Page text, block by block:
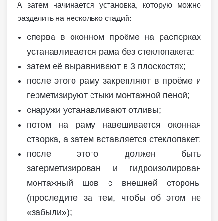
А затем начинается установка, которую можно
разделить на несколько стадий:
сперва в оконном проёме на распорках
устанавливается рама без стеклопакета;
затем её выравнивают в 3 плоскостях;
после этого раму закрепляют в проёме и
герметизируют стыки монтажной пеной;
снаружи устанавливают отливы;
потом на раму навешивается оконная
створка, а затем вставляется стеклопакет;
после этого должен быть
загерметизирован и гидроизолирован
монтажный шов с внешней стороны
(проследите за тем, чтобы об этом не
«забыли»);